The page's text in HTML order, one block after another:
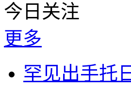
今日关注
更多
罕见出手托